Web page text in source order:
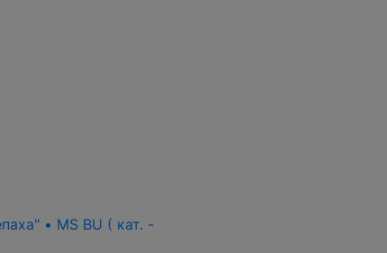
• MS BU ( кат. -